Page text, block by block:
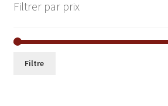
Filtrer par prix
Filtre